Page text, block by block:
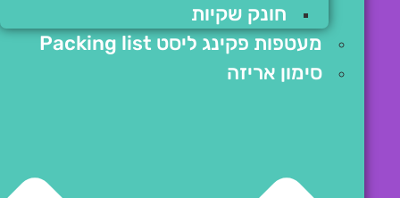
חונק שקיות
מעטפות פקינג ליסט Packing list
סימון אריזה